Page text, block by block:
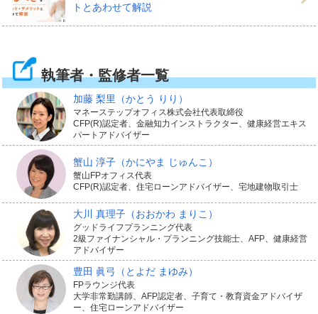
トとあわせて解説
執筆者・監修者一覧
加藤 梨里 （かとう りり）
マネーステップオフィス株式会社代表取締役
CFP(R)認定者、金融知力インストラクター、健康経営エキス
パートアドバイザー
蟹山 淳子 （かにやま じゅんこ）
蟹山FPオフィス代表
CFP(R)認定者、住宅ローンアドバイザー、宅地建物取引士
大川 真理子 （おおかわ まりこ）
グッドライフプランニング代表
2級ファイナンシャル・プランニング技能士、AFP、健康経営
アドバイザー
豊田 眞弓 （とよだ まゆみ）
FPラウンジ代表
大学非常勤講師、AFP認定者、子育て・教育資金アドバイザ
ー、住宅ローンアドバイザー